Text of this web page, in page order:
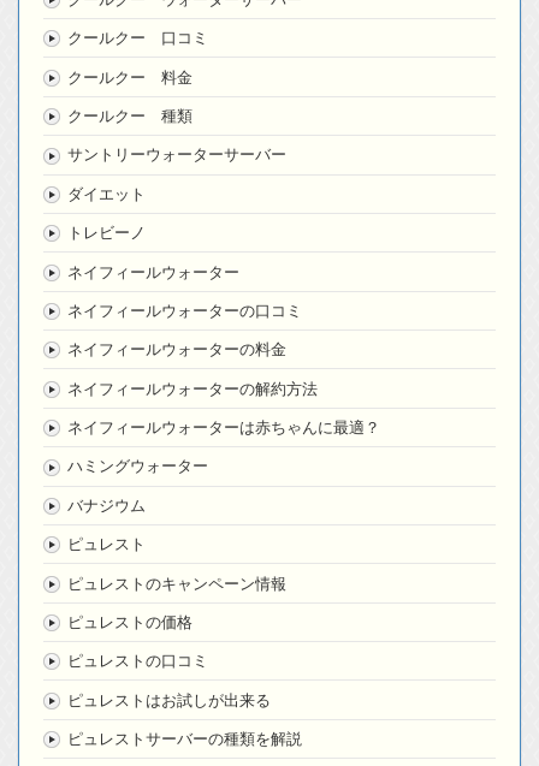
クールクー 口コミ
クールクー 料金
クールクー 種類
サントリーウォーターサーバー
ダイエット
トレビーノ
ネイフィールウォーター
ネイフィールウォーターの口コミ
ネイフィールウォーターの料金
ネイフィールウォーターの解約方法
ネイフィールウォーターは赤ちゃんに最適？
ハミングウォーター
バナジウム
ピュレスト
ピュレストのキャンペーン情報
ピュレストの価格
ピュレストの口コミ
ピュレストはお試しが出来る
ピュレストサーバーの種類を解説